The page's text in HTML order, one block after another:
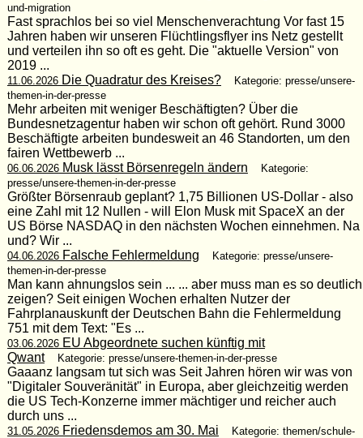
und-migration
Fast sprachlos bei so viel Menschenverachtung Vor fast 15
Jahren haben wir unseren Flüchtlingsflyer ins Netz gestellt
und verteilen ihn so oft es geht. Die "aktuelle Version" von
2019 ...
11.06.2026Die Quadratur des Kreises?
Kategorie: presse/unsere-
themen-in-der-presse
Mehr arbeiten mit weniger Beschäftigten? Über die
Bundesnetzagentur haben wir schon oft gehört. Rund 3000
Beschäftigte arbeiten bundesweit an 46 Standorten, um den
fairen Wettbewerb ...
06.06.2026Musk lässt Börsenregeln ändern
Kategorie:
presse/unsere-themen-in-der-presse
Größter Börsenraub geplant? 1,75 Billionen US-Dollar - also
eine Zahl mit 12 Nullen - will Elon Musk mit SpaceX an der
US Börse NASDAQ in den nächsten Wochen einnehmen. Na
und? Wir ...
04.06.2026Falsche Fehlermeldung
Kategorie: presse/unsere-
themen-in-der-presse
Man kann ahnungslos sein ... ... aber muss man es so deutlich
zeigen? Seit einigen Wochen erhalten Nutzer der
Fahrplanauskunft der Deutschen Bahn die Fehlermeldung
751 mit dem Text: "Es ...
03.06.2026EU Abgeordnete suchen künftig mit
Qwant
Kategorie: presse/unsere-themen-in-der-presse
Gaaanz langsam tut sich was Seit Jahren hören wir was von
"Digitaler Souveränität" in Europa, aber gleichzeitig werden
die US Tech-Konzerne immer mächtiger und reicher auch
durch uns ...
31.05.2026Friedensdemos am 30. Mai
Kategorie: themen/schule-